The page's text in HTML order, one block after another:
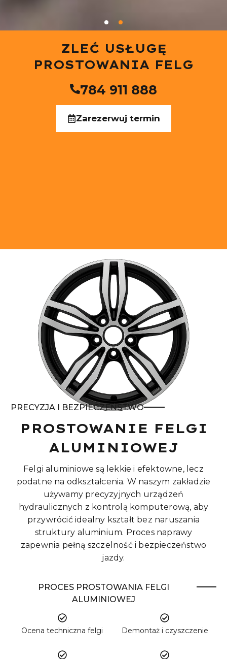
PRECYZJA I BEZPIECZEŃSTWO
PROSTOWANIE FELGI
ALUMINIOWEJ
Felgi aluminiowe są lekkie i efektowne, lecz
podatne na odkształcenia. W naszym zakładzie
używamy precyzyjnych urządzeń
hydraulicznych z kontrolą komputerową, aby
przywrócić idealny kształt bez naruszania
struktury aluminium. Proces naprawy
zapewnia pełną szczelność i bezpieczeństwo
jazdy.
PROCES PROSTOWANIA FELGI
ALUMINIOWEJ
Ocena techniczna felgi Demontaż i czyszczenie
ZLEĆ USŁUGĘ
PROSTOWANIA FELG
784 911 888
Zarezerwuj termin